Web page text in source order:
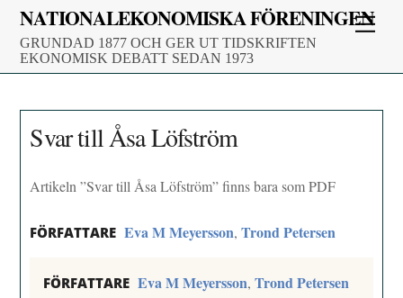
Skip
content
NATIONALEKONOMISKA FÖRENINGEN
GRUNDAD 1877 OCH GER UT TIDSKRIFTEN
EKONOMISK DEBATT SEDAN 1973
Svar till Åsa Löfström
Artikeln ”Svar till Åsa Löfström” finns bara som PDF
FÖRFATTARE Eva M Meyersson,Trond Petersen
FÖRFATTARE Eva M Meyersson,Trond Petersen